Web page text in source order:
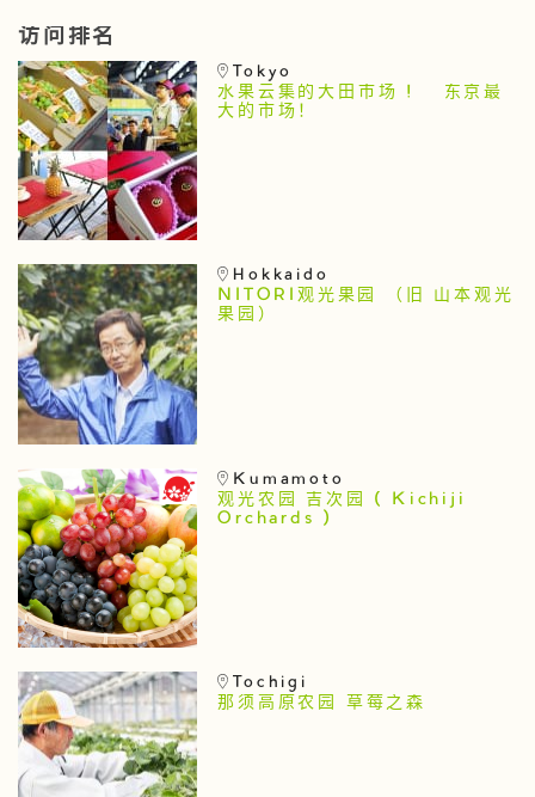
访问排名
Tokyo
水果云集的大田市场 ! 东京最
大的市场！
Hokkaido
NITORI观光果园 （旧 山本观光
果园）
Kumamoto
观光农园 吉次园 ( Kichiji
Orchards )
Tochigi
那须高原农园 草莓之森